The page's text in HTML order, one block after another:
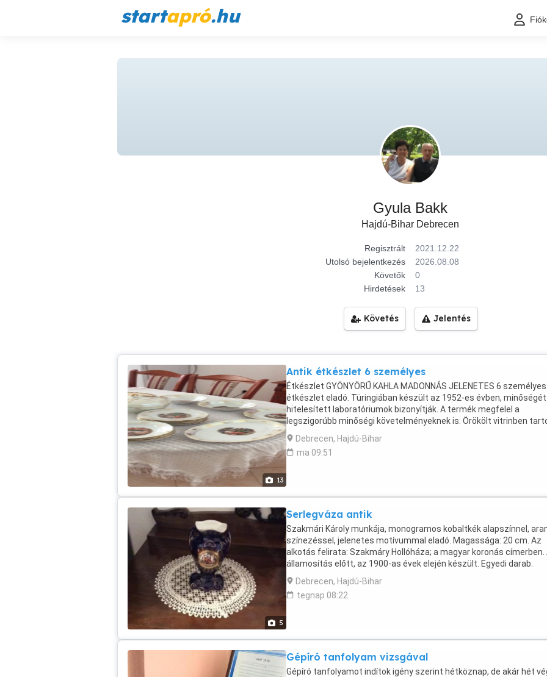
startapró.hu
Gyula Bakk
Hajdú-Bihar Debrecen
Regisztrált
2021.12.22
Utolsó bejelentkezés
2026.08.08
Követők
0
Hirdetések
13
Követés Jelentés
13
Antik étkészlet 6 személyes
Étkészlet GYÖNYÖRŰ KAHLA MADONNÁS JELENETES 6 személyes
étkészlet eladó. Türingiában készült az 1952-es évben, minőségét
hitelesített laboratóriumok bizonyítják. A termék megfelel a
legszigorúbb minőségi követelményeknek is. Örökölt vitrinben
készlet. Made in GDR antik. Az étkészlet hibátlan, jól látható rajta a
monogram. A készlet tartalma: KAHLA Madonnás 6 db lapostányér,
db mélytányér, 6 db süteményes tányér, 1 db leveses tál fedővel, 1
vállalom, fizetés készpénzzel.
Debrecen, Hajdú-Bihar
ma 09:51
5
Serlegváza antik
Szakmári Károly munkája, monogramos kobaltkék alapszínnel,
színezéssel, jelenetes motívummal eladó. Magassága: 20 cm. Az
alkotás felirata: Szakmáry Hollóháza; a magyar koronás címerben.
államosítás előtt, az 1900-as évek elején készült. Egyedi darab.
Teljesen hibátlan, nem ragasztott, nem csorbult. Vitrinben tartott
darab, még a hollóházi múzeumban sem találkoztam teljesen ép
darabbal.
Debrecen, Hajdú-Bihar
tegnap 08:22
Gépíró tanfolyam vizsgával
Gépíró tanfolyamot indítok igény szerint hétköznap, de akár hét